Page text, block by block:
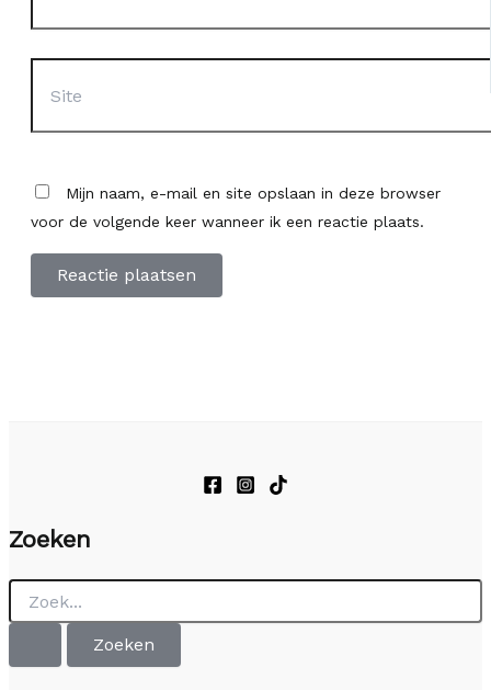
Mijn naam, e-mail en site opslaan in deze browser
voor de volgende keer wanneer ik een reactie plaats.
Zoeken
Zoek
naar: